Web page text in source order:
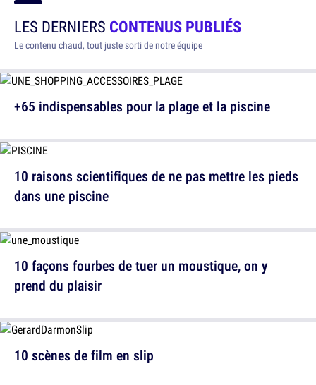
LES DERNIERS CONTENUS PUBLIÉS
Le contenu chaud, tout juste sorti de notre équipe
+65 indispensables pour la plage et la piscine
10 façons fourbes de tuer un moustique, on y
prend du plaisir
10 raisons scientifiques de ne pas mettre les pieds
dans une piscine
10 scènes de film en slip